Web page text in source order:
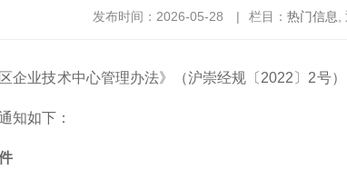
发布时间：2026-05-28 | 栏目： 热门信息
企业技术中心管理办法》（沪崇经规〔2022〕2号
知如下：